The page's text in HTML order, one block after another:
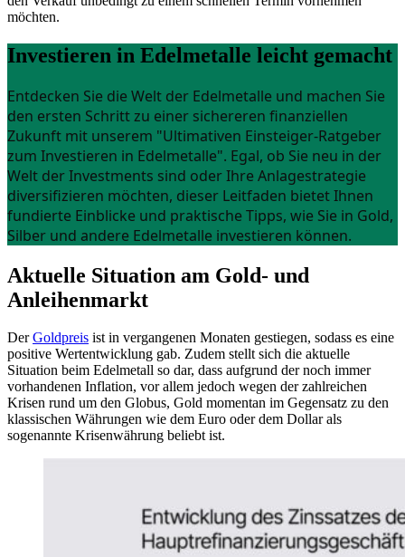
möchten.
Investieren in Edelmetalle leicht gemacht
Entdecken Sie die Welt der Edelmetalle und machen Sie
den ersten Schritt zu einer sichereren finanziellen
Zukunft mit unserem "Ultimativen Einsteiger-Ratgeber
zum Investieren in Edelmetalle". Egal, ob Sie neu in der
Welt der Investments sind oder Ihre Anlagestrategie
diversifizieren möchten, dieser Leitfaden bietet Ihnen
fundierte Einblicke und praktische Tipps, wie Sie in Gold,
Silber und andere Edelmetalle investieren können.
Aktuelle Situation am Gold- und
Anleihenmarkt
DerGoldpreis ist in vergangenen Monaten gestiegen, sodass es eine
positive Wertentwicklung gab. Zudem stellt sich die aktuelle
Situation beim Edelmetall so dar, dass aufgrund der noch immer
vorhandenen Inflation, vor allem jedoch wegen der zahlreichen
Krisen rund um den Globus, Gold momentan im Gegensatz zu den
klassischen Währungen wie dem Euro oder dem Dollar als
sogenannte Krisenwährung beliebt ist.